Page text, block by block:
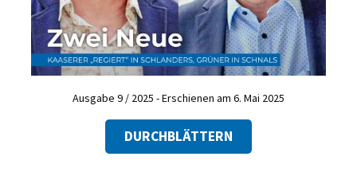
Ausgabe 9 / 2025 - Erschienen am 6. Mai 2025
DURCHBLÄTTERN